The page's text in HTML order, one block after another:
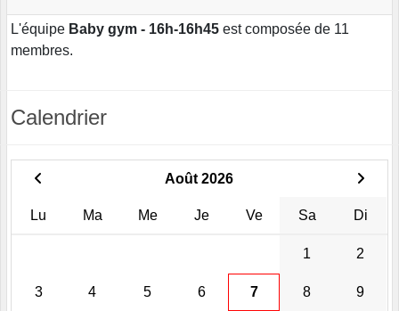
L'équipe Baby gym - 16h-16h45 est composée de 11
membres.
Calendrier
Août 2026
Lu Ma Me Je Ve Sa Di
1 2
3 4 5 6 7 8 9